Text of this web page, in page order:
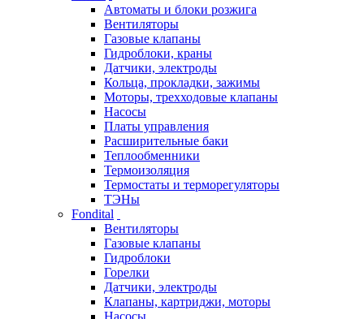
Автоматы и блоки розжига
Вентиляторы
Газовые клапаны
Гидроблоки, краны
Датчики, электроды
Кольца, прокладки, зажимы
Моторы, трехходовые клапаны
Насосы
Платы управления
Расширительные баки
Теплообменники
Термоизоляция
Термостаты и терморегуляторы
ТЭНы
Fondital
Вентиляторы
Газовые клапаны
Гидроблоки
Горелки
Датчики, электроды
Клапаны, картриджи, моторы